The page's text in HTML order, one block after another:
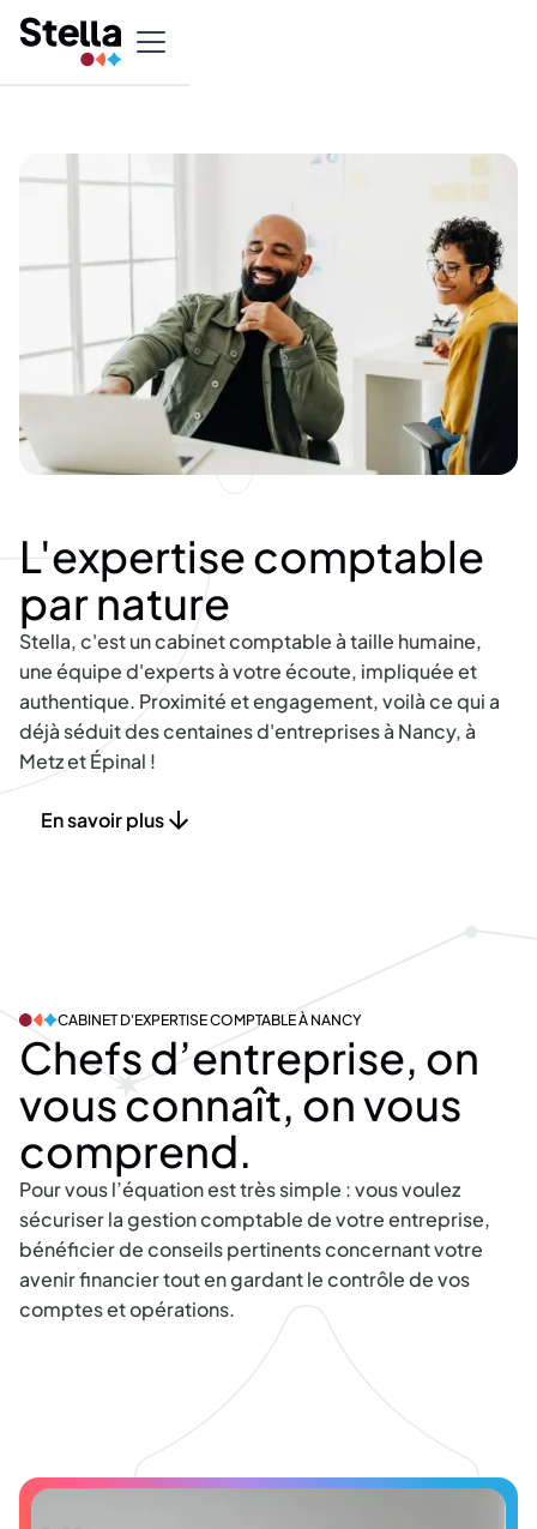
L'expertise comptable
par nature
Stella, c'est un cabinet comptable à taille humaine,
une équipe d'experts à votre écoute, impliquée et
authentique. Proximité et engagement, voilà ce qui a
déjà séduit des centaines d'entreprises à Nancy, à
Metz et Épinal !
En savoir plus
CABINET D'EXPERTISE COMPTABLE À NANCY
Chefsd’entreprise, on
vousconnaît, onvous
comprend.
Pourvousl’équationesttrèssimple :vousvoulez
sécuriserlagestioncomptabledevotreentreprise,
bénéficierdeconseilspertinentsconcernantvotre
avenirfinanciertoutengardantlecontrôledevos
comptesetopérations.